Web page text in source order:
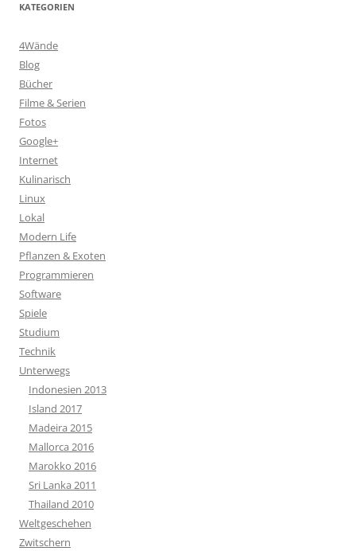
KATEGORIEN
4Wände
Blog
Bücher
Filme & Serien
Fotos
Google+
Internet
Kulinarisch
Linux
Lokal
Modern Life
Pflanzen & Exoten
Programmieren
Software
Spiele
Studium
Technik
Unterwegs
Indonesien 2013
Island 2017
Madeira 2015
Mallorca 2016
Marokko 2016
Sri Lanka 2011
Thailand 2010
Weltgeschehen
Zwitschern